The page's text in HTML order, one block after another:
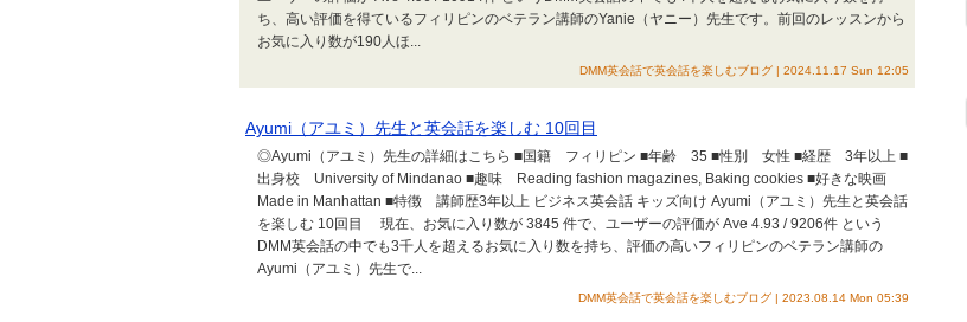
ち、高い評価を得ているフィリピンのベテラン講師のYanie（ヤニー）先生です。前回のレッスンから
お気に入り数が190人ほ...
DMM英会話で英会話を楽しむブログ | 2024.11.17 Sun 12:05
Ayumi（アユミ）先生と英会話を楽しむ 10回目
◎Ayumi（アユミ）先生の詳細はこちら ■国籍 フィリピン ■年齢 35 ■性別 女性 ■経歴 3年以上 ■
出身校 University of Mindanao ■趣味 Reading fashion magazines, Baking cookies ■好きな映画
Made in Manhattan ■特徴 講師歴3年以上 ビジネス英会話 キッズ向け Ayumi（アユミ）先生と英会話
を楽しむ 10回目 現在、お気に入り数が 3845 件で、ユーザーの評価が Ave 4.93 / 9206件 という
DMM英会話の中でも3千人を超えるお気に入り数を持ち、評価の高いフィリピンのベテラン講師の
Ayumi（アユミ）先生で...
DMM英会話で英会話を楽しむブログ | 2023.08.14 Mon 05:39